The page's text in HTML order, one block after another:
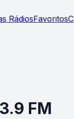
RádiosFavoritos
FM